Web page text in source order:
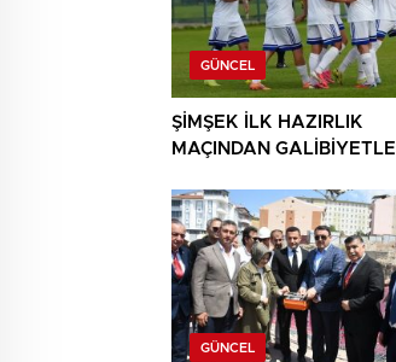
GÜNCEL
ŞİMŞEK İLK HAZIRLIK
MAÇINDAN GALİBİYETLE
GÜNCEL